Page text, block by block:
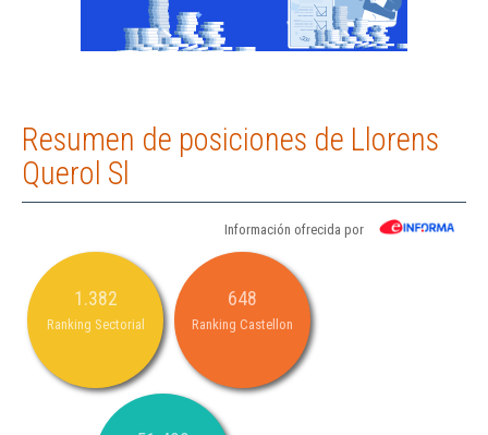
Resumen de posiciones de Llorens
Querol Sl
Información ofrecida por
1.382
Ranking Sectorial
648
Ranking Castellon